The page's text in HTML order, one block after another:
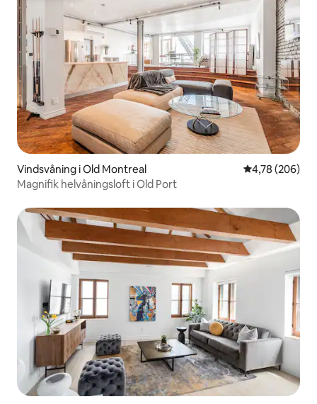
Vindsvåning i Old Montreal 4,78 av 5 i
4,78 (206)
Magnifik helvåningsloft i Old Port